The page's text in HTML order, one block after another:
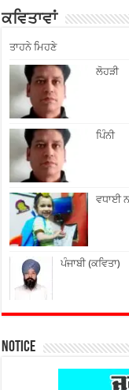
ਕਵਿਤਾਵਾਂ
ਤਾਹਨੇ ਮਿਹਣੇ
ਲੋਹੜੀ
ਪਿੰਨੀ
ਵਧਾਈ
ਪੰਜਾਬੀ (ਕਵਿਤਾ)
Notice